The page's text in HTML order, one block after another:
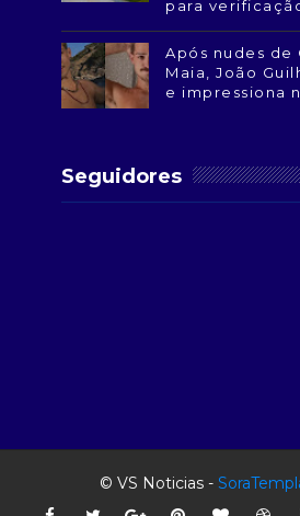
para
Após nudes de
Maia, João
e impressiona
Seguidores
© VS Noticias -